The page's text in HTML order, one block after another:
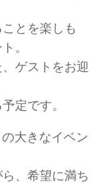
とを楽しも
。
ゲストをお迎
定です。
大きなイベン
、希望に満ち